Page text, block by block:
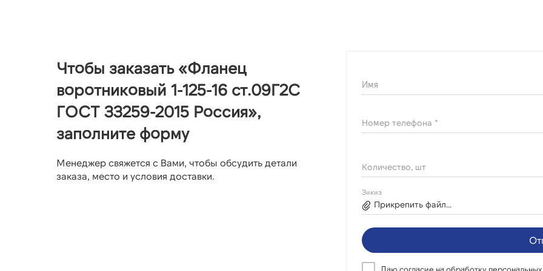
Чтобы заказать «Фланец
воротниковый 1-125-16 ст.09Г2С
ГОСТ 33259-2015 Россия»,
заполните форму
Менеджер свяжется с Вами, чтобы обсудить детали
заказа, место и условия доставки.
Имя
Номер телефона *
Количество, шт
Заказ
Прикрепить файл...